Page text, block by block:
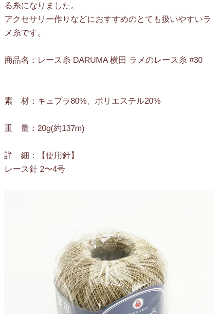
る糸になりました。
アクセサリー作りなどにおすすめのとても扱いやすいラ
メ糸です。
商品名：レース糸 DARUMA 横田 ラメのレース糸 #30
素 材：キュプラ80%、ポリエステル20%
重 量：20g(約137m)
詳 細：【使用針】
レース針 2〜4号